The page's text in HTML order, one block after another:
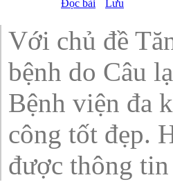
Đọc bài Lưu
Với chủ đề
bệnh do Câu
Bệnh viện đa
công tốt đẹp.
được thông